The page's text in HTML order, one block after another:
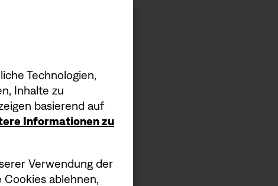
Technologien,
Inhalte zu
basierend auf
Informationen zu
Verwendung der
ablehnen,